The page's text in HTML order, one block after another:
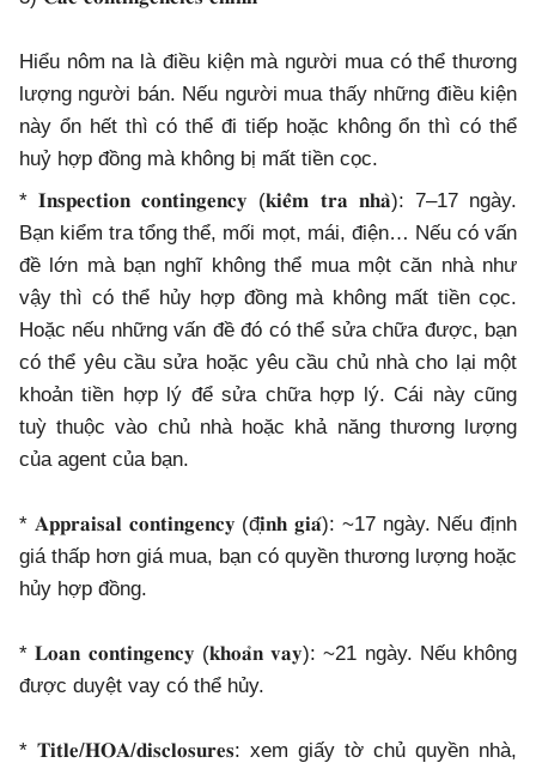
Hiểu nôm na là điều kiện mà người mua có thể thương
lượng người bán. Nếu người mua thấy những điều kiện
này ổn hết thì có thể đi tiếp hoặc không ổn thì có thể
huỷ hợp đồng mà không bị mất tiền cọc.
* 𝐈𝐧𝐬𝐩𝐞𝐜𝐭𝐢𝐨𝐧 𝐜𝐨𝐧𝐭𝐢𝐧𝐠𝐞𝐧𝐜𝐲 (𝐤𝐢𝐞̂̉𝐦 𝐭𝐫𝐚 𝐧𝐡𝐚̀): 7–17 ngày.
Bạn kiểm tra tổng thể, mối mọt, mái, điện… Nếu có vấn
đề lớn mà bạn nghĩ không thể mua một căn nhà như
vậy thì có thể hủy hợp đồng mà không mất tiền cọc.
Hoặc nếu những vấn đề đó có thể sửa chữa được, bạn
có thể yêu cầu sửa hoặc yêu cầu chủ nhà cho lại một
khoản tiền hợp lý để sửa chữa hợp lý. Cái này cũng
tuỳ thuộc vào chủ nhà hoặc khả năng thương lượng
của agent của bạn.
* 𝐀𝐩𝐩𝐫𝐚𝐢𝐬𝐚𝐥 𝐜𝐨𝐧𝐭𝐢𝐧𝐠𝐞𝐧𝐜𝐲 (đ𝐢̣𝐧𝐡 𝐠𝐢𝐚́): ~17 ngày. Nếu định
giá thấp hơn giá mua, bạn có quyền thương lượng hoặc
hủy hợp đồng.
* 𝐋𝐨𝐚𝐧 𝐜𝐨𝐧𝐭𝐢𝐧𝐠𝐞𝐧𝐜𝐲 (𝐤𝐡𝐨𝐚̉𝐧 𝐯𝐚𝐲): ~21 ngày. Nếu không
được duyệt vay có thể hủy.
* 𝐓𝐢𝐭𝐥𝐞/𝐇𝐎𝐀/𝐝𝐢𝐬𝐜𝐥𝐨𝐬𝐮𝐫𝐞𝐬: xem giấy tờ chủ quyền nhà,